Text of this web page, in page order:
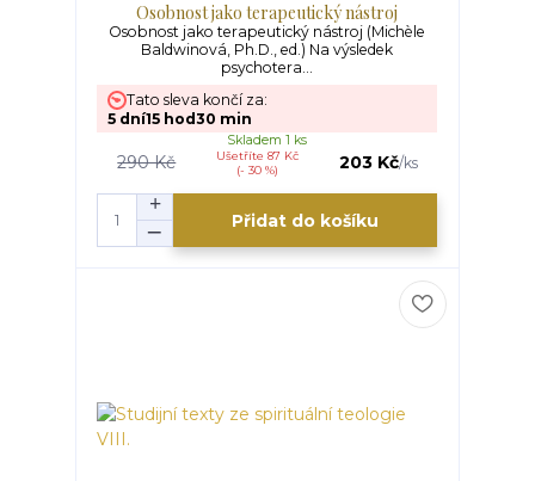
Osobnost jako terapeutický nástroj
Osobnost jako terapeutický nástroj (Michèle
Baldwinová, Ph.D., ed.) Na výsledek
psychotera...
290 Kč
Ušetříte 87 Kč
(- 30 %)
203 Kč/ks
Skladem 1 ks
Tato sleva končí za:
5 dní15 hod30 min
Přidat do košíku